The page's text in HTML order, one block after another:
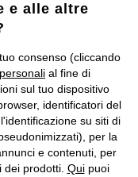
spese di spedizione e i
dei cookie
di recesso
riservati.
e alle altre
consenso (cliccando
al fine di
sul tuo dispositivo
identificatori del
su siti di
per la
e contenuti, per
prodotti. Quipuoi